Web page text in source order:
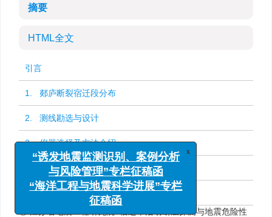
摘要
HTML全文
引言
1. 郯庐断裂宿迁段分布
2. 测线勘选与设计
3. 仪器选择及方法介绍
4. 测量数据分析
5. 结论与展望
① 江苏省地震工程研究院. 宿迁市活动断层探测与地震危险性
“诱发地震监测识别、案例分析
与风险管理”专栏征稿函
“海洋工程与地震科学进展”专栏
征稿函